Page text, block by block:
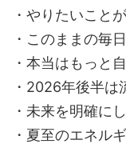
・やりたいこと
・このままの毎
・本当はもっと
・2026年後半は
・未来を明確に
・夏至のエネル